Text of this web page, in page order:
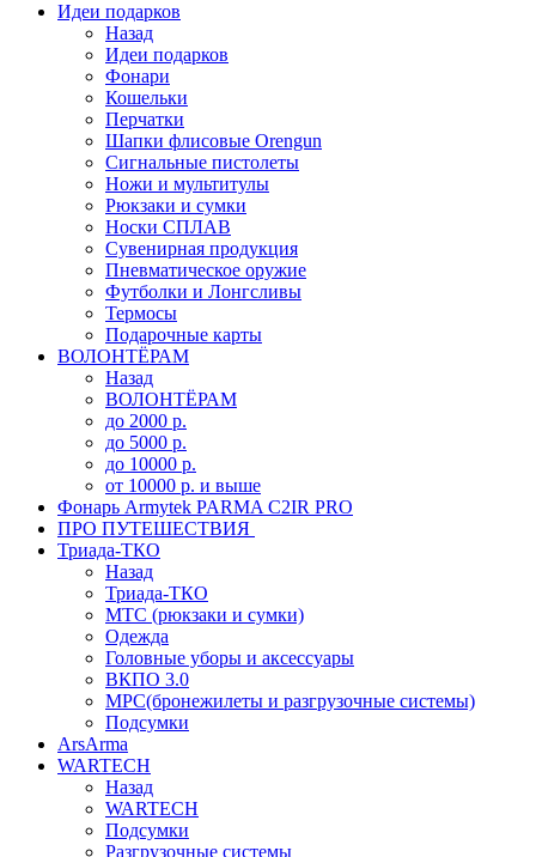
Идеи подарков
Назад
Идеи подарков
Фонари
Кошельки
Перчатки
Шапки флисовые Orengun
Сигнальные пистолеты
Ножи и мультитулы
Рюкзаки и сумки
Носки СПЛАВ
Сувенирная продукция
Пневматическое оружие
Футболки и Лонгсливы
Термосы
Подарочные карты
ВОЛОНТЁРАМ
Назад
ВОЛОНТЁРАМ
до 2000 р.
до 5000 р.
до 10000 р.
от 10000 р. и выше
Фонарь Armytek PARMA C2IR PRO
ПРО ПУТЕШЕСТВИЯ
Триада-ТКО
Назад
Триада-ТКО
МТС (рюкзаки и сумки)
Одежда
Головные уборы и аксессуары
ВКПО 3.0
МРС(бронежилеты и разгрузочные системы)
Подсумки
ArsArma
WARTECH
Назад
WARTECH
Подсумки
Разгрузочные системы